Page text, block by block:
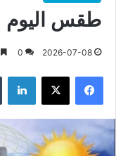
طقس اليوم
2026-07-08
0
فيسبوك X